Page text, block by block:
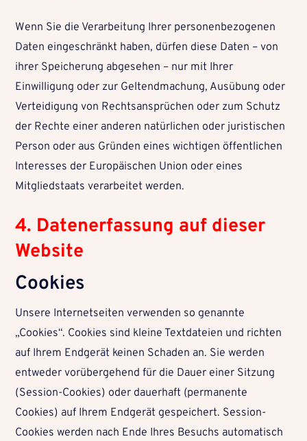
Wenn Sie die Verarbeitung Ihrer personenbezogenen
Daten eingeschränkt haben, dürfen diese Daten – von
ihrer Speicherung abgesehen – nur mit Ihrer
Einwilligung oder zur Geltendmachung, Ausübung oder
Verteidigung von Rechtsansprüchen oder zum Schutz
der Rechte einer anderen natürlichen oder juristischen
Person oder aus Gründen eines wichtigen öffentlichen
Interesses der Europäischen Union oder eines
Mitgliedstaats verarbeitet werden.
4. Datenerfassung auf dieser
Website
Cookies
Unsere Internetseiten verwenden so genannte
„Cookies“. Cookies sind kleine Textdateien und richten
auf Ihrem Endgerät keinen Schaden an. Sie werden
entweder vorübergehend für die Dauer einer Sitzung
(Session-Cookies) oder dauerhaft (permanente
Cookies) auf Ihrem Endgerät gespeichert. Session-
Cookies werden nach Ende Ihres Besuchs automatisch